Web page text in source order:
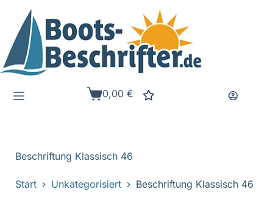
Inhalt
springen
Warenkorb
0,00€
Beschriftung Klassisch 46
Start Unkategorisiert Beschriftung Klassisch 46